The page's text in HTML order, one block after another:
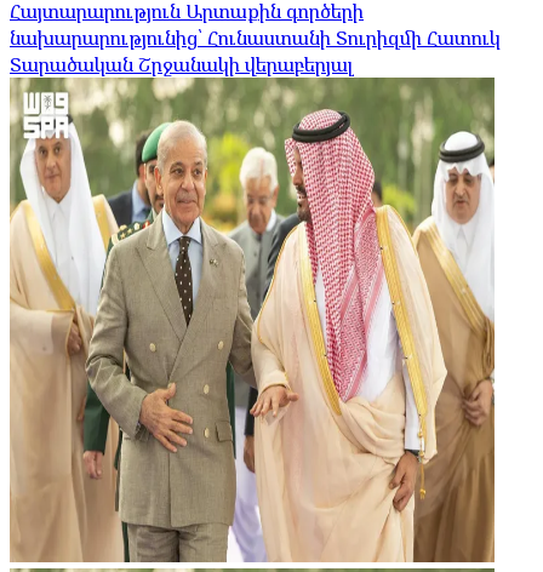
Հայտարարություն Արտաքին գործերի
նախարարությունից՝ Հունաստանի Տուրիզմի Հատուկ
Տարածական Շրջանակի վերաբերյալ